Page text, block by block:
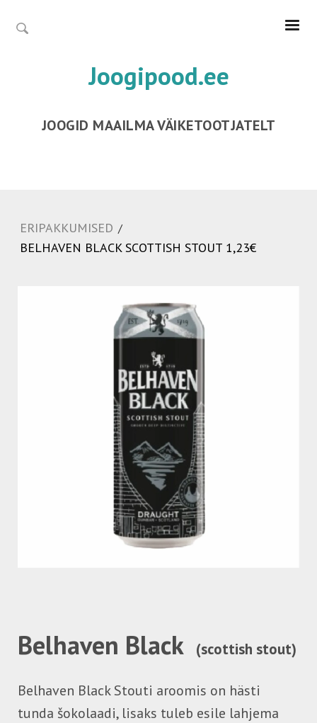
Joogipood.ee
JOOGID MAAILMA VÄIKETOOTJATELT
ERIPAKKUMISED /
BELHAVEN BLACK SCOTTISH STOUT 1,23€
Belhaven Black (scottish stout)
Belhaven Black Stouti aroomis on hästi
tunda šokolaadi, lisaks tuleb esile lahjema